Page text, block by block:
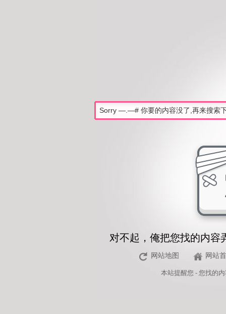
对不起，俺把您找的内容
网站地图 网站
本站提醒您 - 您找的